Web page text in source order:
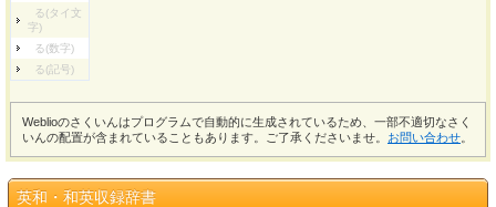
る(タイ文
字)
る(数字)
る(記号)
Weblioのさくいんはプログラムで自動的に生成されているため、一部不適切なさく
いんの配置が含まれていることもあります。ご了承くださいませ。 お問い合わせ
英和・和英収録辞書